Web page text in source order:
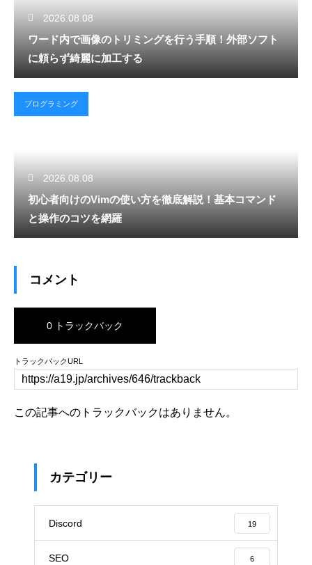
2026.08.08
ワード内で画像のトリミングを行う手順！外部ソフト
に頼らず綺麗に加工する
プログラミング
2026.08.08
初心者向けのVimの使い方を徹底解説！基本コマンド
と操作のコツを網羅
コメント
0 トラックバック
トラックバックURL
この記事へのトラックバックはありません。
カテゴリー
Discord 19
SEO 6